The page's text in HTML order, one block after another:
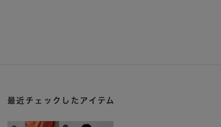
最近チェックしたアイテム